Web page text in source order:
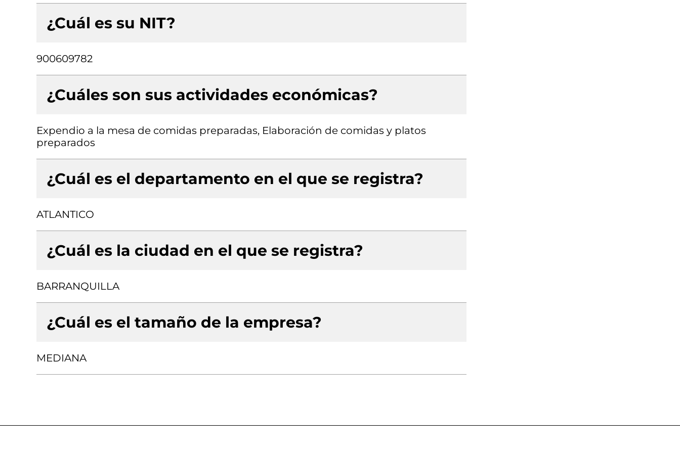
¿Cuál es su NIT?
900609782
¿Cuáles son sus actividades económicas?
Expendio a la mesa de comidas preparadas, Elaboración de comidas y platos
preparados
¿Cuál es el departamento en el que se registra?
ATLANTICO
¿Cuál es la ciudad en el que se registra?
BARRANQUILLA
¿Cuál es el tamaño de la empresa?
MEDIANA